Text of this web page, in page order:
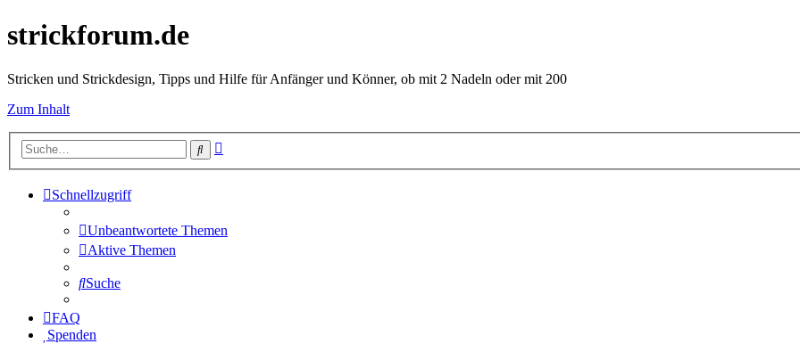
strickforum.de
Stricken und Strickdesign, Tipps und Hilfe für Anfänger und Könner, ob mit 2 Nadeln oder mit 200
Zum Inhalt
Suche
Schnellzugriff
Unbeantwortete Themen
Aktive Themen
Suche
FAQ
Spenden